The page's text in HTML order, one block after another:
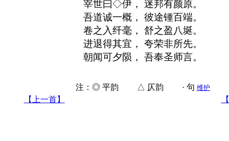
宰世曰◇伊， 迷邦有颜原。
吾道诚一概， 彼途锺百端。
卷之入纤毫， 舒之盈八埏。
进退得其宜， 夸荣非所先。
朝闻可夕陨， 吾奉圣师言。
注：◎ 平韵 △ 仄韵 · 句 维护
【上一首】